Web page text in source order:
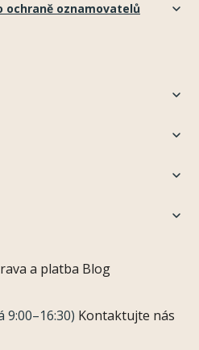
ochraně oznamovatelů
a platba Blog
9:00–16:30) Kontaktujte nás